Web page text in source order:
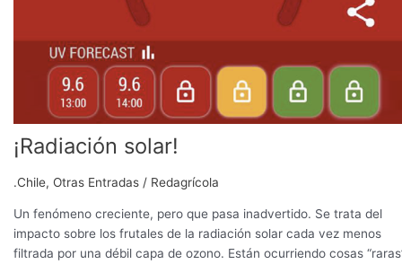
¡Radiación solar!
.Chile, Otras Entradas / Redagrícola
Un fenómeno creciente, pero que pasa inadvertido. Se trata del
impacto sobre los frutales de la radiación solar cada vez menos
filtrada por una débil capa de ozono. Están ocurriendo cosas